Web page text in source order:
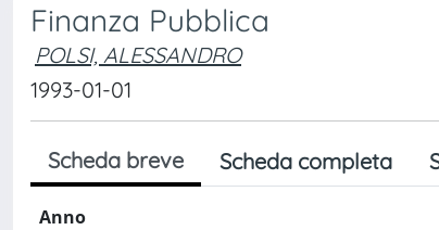
Finanza Pubblica
POLSI, ALESSANDRO
1993-01-01
Scheda breve Scheda completa
Anno